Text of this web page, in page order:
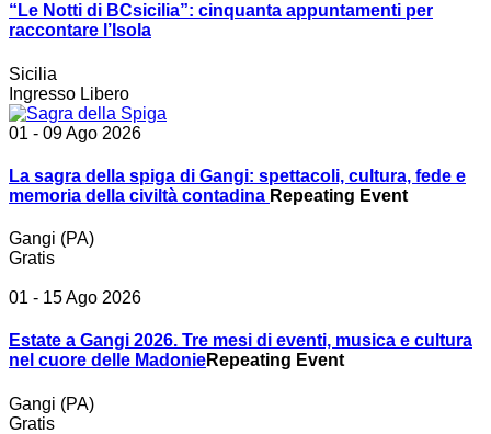
“Le Notti di BCsicilia”: cinquanta appuntamenti per
raccontare l’Isola
Sicilia
Ingresso Libero
01 - 09 Ago 2026
La sagra della spiga di Gangi: spettacoli, cultura, fede e
memoria della civiltà contadina Repeating Event
Gangi (PA)
Gratis
01 - 15 Ago 2026
Estate a Gangi 2026. Tre mesi di eventi, musica e cultura
nel cuore delle MadonieRepeating Event
Gangi (PA)
Gratis